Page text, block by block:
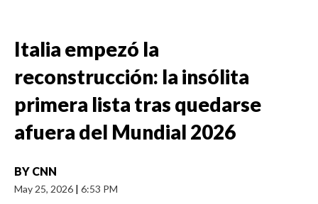
Italia empezó la
reconstrucción: la insólita
primera lista tras quedarse
afuera del Mundial 2026
BY CNN
May 25, 2026 | 6:53 PM